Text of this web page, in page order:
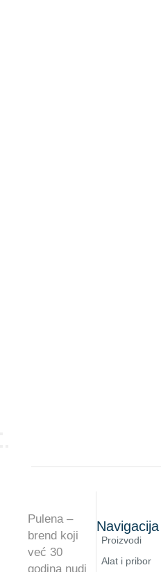
Pulena –
brend koji
već 30
godina nudi
Navigacija
Proizvodi
Alat i pribor